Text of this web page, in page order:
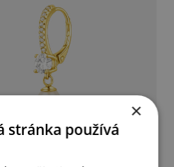
×
stránka používá